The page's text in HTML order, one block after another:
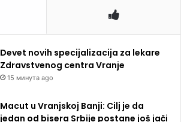
Devet novih specijalizacija za lekare
Zdravstvenog centra Vranje
15 минута ago
Macut u Vranjskoj Banji: Cilj je da
jedan od bisera Srbije postane još jači